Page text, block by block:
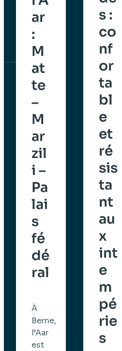
ar
:
M
at
te
–
M
ar
zil
i –
Pa
lai
s
fé
dé
ral
À
Berne,
l’Aar
est
s :
co
nf
or
ta
bl
e
et
ré
sis
ta
nt
au
x
int
e
m
pé
rie
s